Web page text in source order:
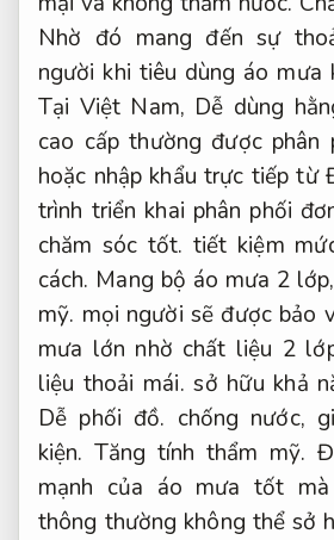
Nhờ đó mang đến sự
người khi tiêu dùng áo mưa
Tại Việt Nam, Dễ dùng
cao cấp thường được phân
hoặc nhập khẩu trực tiếp từ
trình triển khai phân phối
chăm sóc tốt. tiết kiệm
cách. Mang bộ áo mưa 2
mỹ. mọi người sẽ được bảo
mưa lớn nhờ chất liệu 2
liệu thoải mái. sở hữu khả
Dễ phối đồ. chống nước,
kiện. Tăng tính thẩm mỹ.
mạnh của áo mưa tốt
thông thường không thể sở